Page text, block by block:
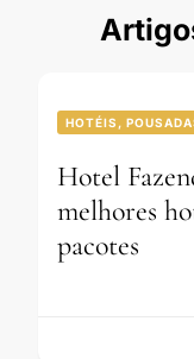
HOTÉIS,
Hotel
melhores
pacotes